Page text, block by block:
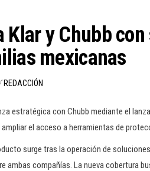
y Chubb
mexicanas
REDACCIÓN
estratégica con Chubb mediante el
el acceso a herramientas de
surge tras la operación de
ambas compañías. La nueva cobertura